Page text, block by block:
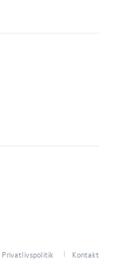
Privatlivspolitik Kontakt